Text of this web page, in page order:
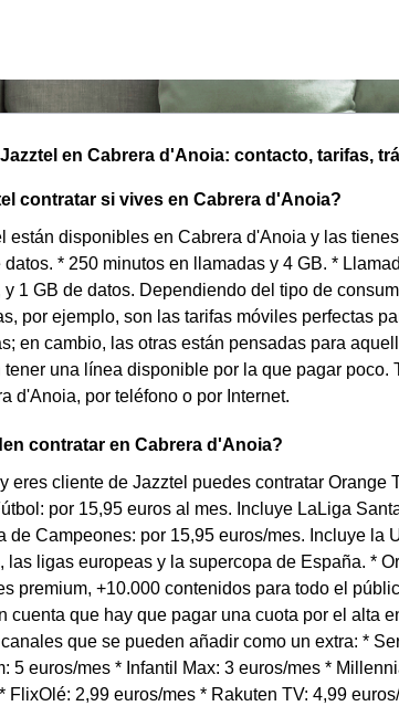
en Cabrera d'Anoia: contacto, tarifas,
contratar si vives en Cabrera d'Anoia?
están disponibles en Cabrera d'Anoia y las
* 250 minutos en llamadas y 4 GB. *
1 GB de datos. Dependiendo del tipo de
por ejemplo, son las tarifas móviles perfectas
en cambio, las otras están pensadas para
una línea disponible por la que pagar poco.
d'Anoia, por teléfono o por Internet.
contratar en Cabrera d'Anoia?
eres cliente de Jazztel puedes contratar Orange
por 15,95 euros al mes. Incluye LaLiga
de Campeones: por 15,95 euros/mes. Incluye la
las ligas europeas y la supercopa de España. *
premium, +10.000 contenidos para todo el
cuenta que hay que pagar una cuota por el alta
que se pueden añadir como un extra: *
5 euros/mes * Infantil Max: 3 euros/mes *
FlixOlé: 2,99 euros/mes * Rakuten TV: 4,99